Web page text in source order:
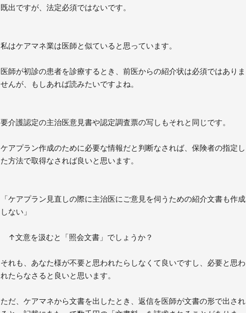
既出ですが、法定必須ではないです。
私はケアマネ業は医師と似ていると思っています。
医師が初診の患者を診療するとき、前医からの紹介状は必須ではありま
せんが、もしあれば読みたいですよね。
要介護認定の主治医意見書や認定調査票の写しもそれと同じです。
ケアプラン作成のために必要な情報だと判断なされば、保険者の指定し
た方法で取得なされば良いと思います。
「ケアプラン見直しの際に主治医にご意見を伺うための紹介文書も作成
しない」
↑文意を汲むと「照会文書」でしょうか？
それも、あなた様が不要と思われたらしなくて良いですし、必要と思わ
れたらなさると良いと思います。
ただ、ケアマネから文書を出したとき、返信を医師が文書の形で出され